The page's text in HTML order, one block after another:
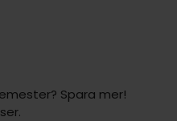
Spara mer!